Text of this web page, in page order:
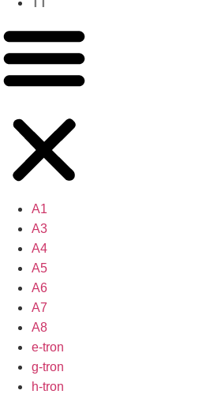
TT
A1
A3
A4
A5
A6
A7
A8
e-tron
g-tron
h-tron